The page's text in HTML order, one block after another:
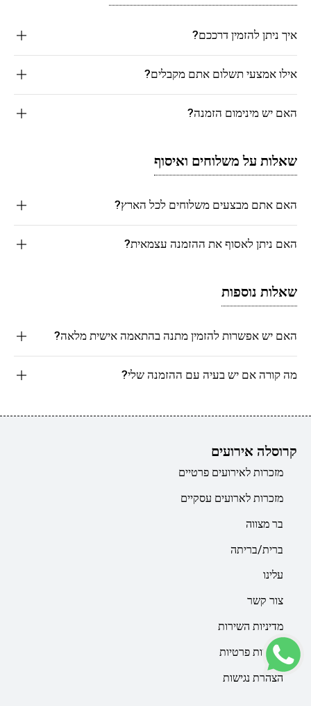
איך ניתן להזמין דרככם?
אילו אמצעי תשלום אתם מקבלים?
האם יש מינימום הזמנה?
שאלות על משלוחים ואיסוף
האם אתם מבצעים משלוחים לכל הארץ?
האם ניתן לאסוף את ההזמנה עצמאית?
שאלות נוספות
האם יש אפשרות להזמין מתנה בהתאמה אישית מלאה?
מה קורה אם יש בעיה עם ההזמנה שלי?
קרוסלה אירועים
מזכרות לאירועים פרטיים
מזכרות לארועים עסקיים
בר מצווה
ברית/בריתה
עלינו
צור קשר
מדיניות השירות
מדיניות פרטיות
הצהרת נגישות